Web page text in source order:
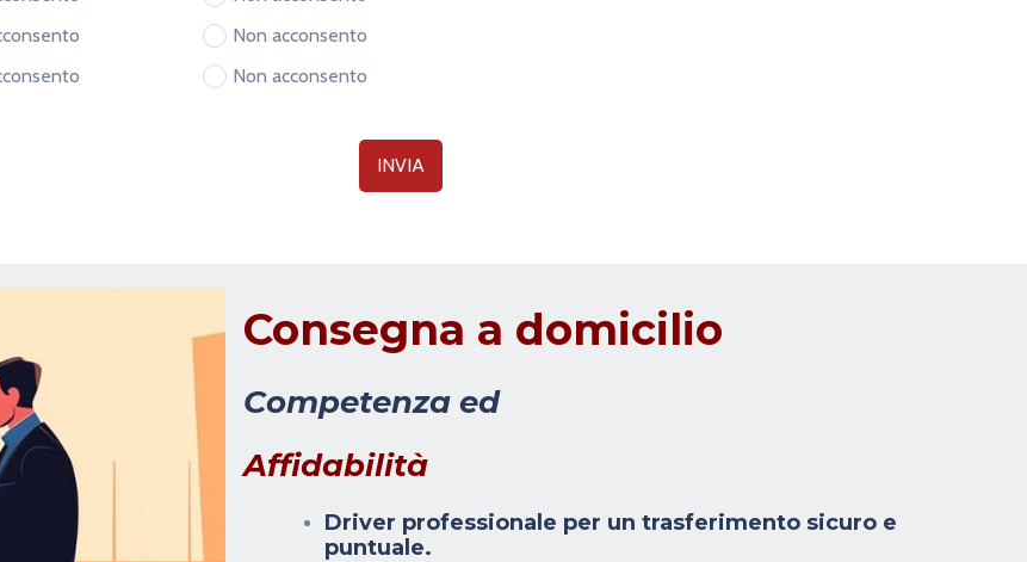
Non acconsento
Non acconsento
successo.
preghiamo di riprovare.
INVIA
Consegna a domicilio
Competenza ed
Affidabilità
Driver professionale per un trasferimento sicuro e
puntuale.